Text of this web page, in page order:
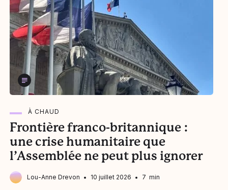
À CHAUD
Frontière franco-britannique :
une crise humanitaire que
l’Assemblée ne peut plus ignorer
Lou-Anne Drevon 10 juillet 2026 7 min